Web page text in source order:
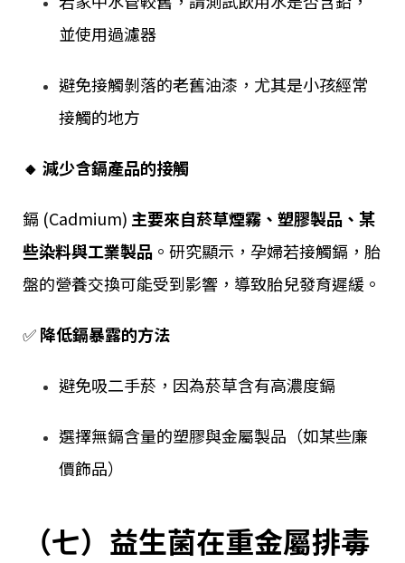
並使用過濾器
避免接觸剝落的老舊油漆，尤其是小孩經常
接觸的地方
🔸 減少含鎘產品的接觸
鎘 (Cadmium) 主要來自菸草煙霧、塑膠製品、某
些染料與工業製品 。研究顯示，孕婦若接觸鎘，胎
盤的營養交換可能受到影響，導致胎兒發育遲緩。
✅降低鎘暴露的方法
避免吸二手菸，因為菸草含有高濃度鎘
選擇無鎘含量的塑膠與金屬製品（如某些廉
價飾品）
（七）益生菌在重金屬排毒